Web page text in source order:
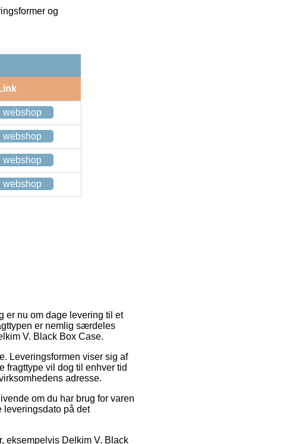
og
webshop
webshop
webshop
webshop
er nu om dage levering til et
er nemlig særdeles
V. Black Box Case.
Leveringsformen viser sig af
fragttype vil dog til enhver tid
adresse.
om du har brug for varen
leveringsdato på det
eksempelvis Delkim V. Black